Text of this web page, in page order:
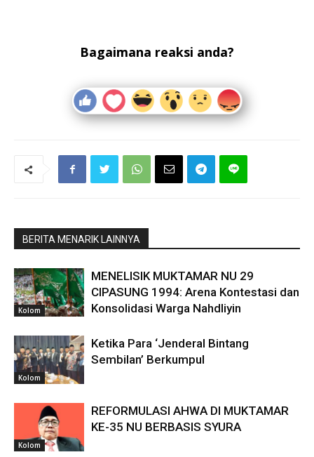
Bagaimana reaksi anda?
BERITA MENARIK LAINNYA
Kolom
MENELISIK MUKTAMAR NU 29
CIPASUNG 1994: Arena Kontestasi dan
Konsolidasi Warga Nahdliyin
Kolom
Ketika Para ‘Jenderal Bintang
Sembilan’ Berkumpul
Kolom
REFORMULASI AHWA DI MUKTAMAR
KE-35 NU BERBASIS SYURA